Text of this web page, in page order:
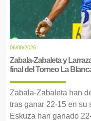
06/08/2026
Zabala-Zabaleta y
final del Torneo La
Zabala-Zabaleta han
tras ganar 22-15 en su
Eskuza han ganado